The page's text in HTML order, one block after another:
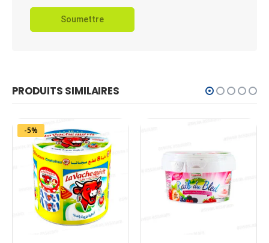
PRODUITS SIMILAIRES
-5%